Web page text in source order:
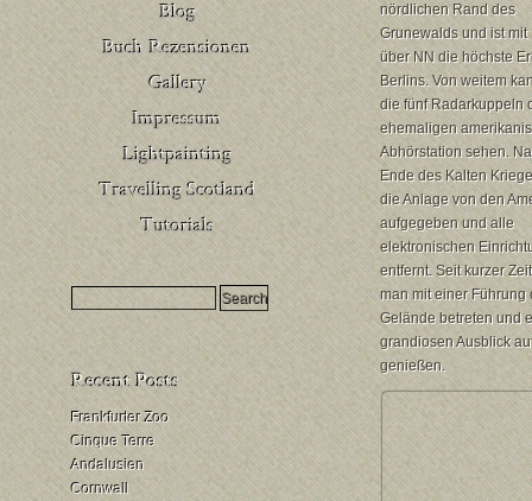
Buch Rezensionen
– Deutschland
Buch Rezensionen
– United Kingdom
Venedig
HDR
Milchstraßenfotografie
Mondfinsternis
fotografieren
Frankfurter Zoo
Cinque Terre
Andalusien
Cornwall
nördlichen Rand des
Grunewalds und ist mit
über NN die höchste
Berlins. Von weitem
die fünf Radarkuppeln
ehemaligen
Abhörstation sehen.
Ende des Kalten
die Anlage von den
aufgegeben und alle
elektronischen
entfernt. Seit kurzer
man mit einer Führung
Gelände betreten und
grandiosen Ausblick
genießen.